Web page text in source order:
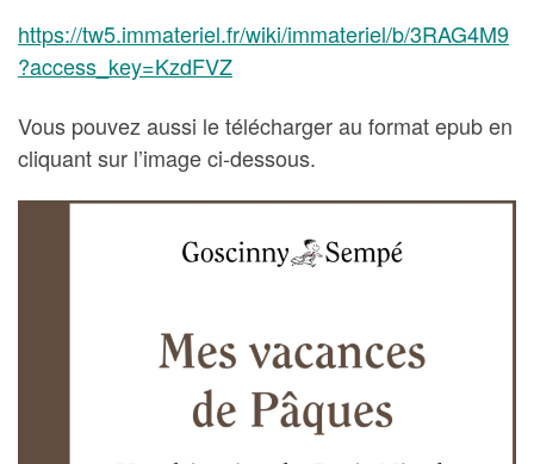
https://tw5.immateriel.fr/wiki/immateriel/b/3RAG4M9
?access_key=KzdFVZ
Vous pouvez aussi le télécharger au format epub en
cliquant sur l’image ci-dessous.